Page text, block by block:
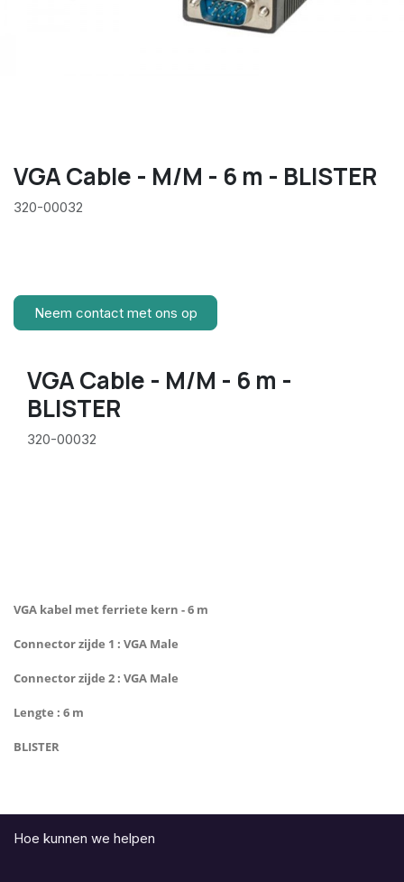
VGA Cable - M/M - 6 m - BLISTER
320-00032
Neem contact met ons op
VGA Cable - M/M - 6 m -
BLISTER
320-00032
VGA kabel met ferriete kern - 6 m
Connector zijde 1 : VGA Male
Connector zijde 2 : VGA Male
Lengte : 6 m
BLISTER
Hoe kunnen we helpen